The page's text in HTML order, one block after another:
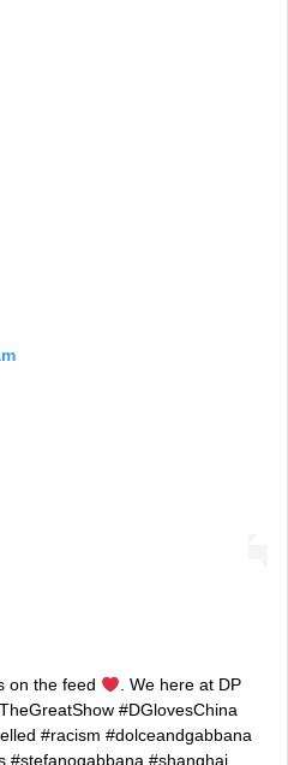
on the feed
. We here at DP
#DGlovesChina
#racism #dolceandgabbana
#stefanogabbana #shanghai